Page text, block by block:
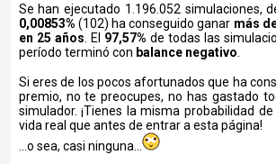
Se han ejecutado 1.196.052 simulaciones,
0,00853% (102) ha conseguido ganar más
en 25 años . El 97,57% de todas las
período terminó con balance negativo
Si eres de los pocos afortunados que ha
premio, no te preocupes, no has gastado
simulador. ¡Tienes la misma probabilidad
vida real que antes de entrar a esta página!
...o sea, casi ninguna...